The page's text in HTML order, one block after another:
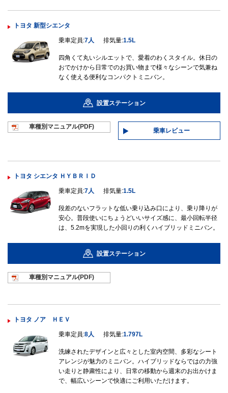
トヨタ 新型シエンタ
乗車定員:7人 排気量:1.5L
四角くて丸いシルエットで、愛着のわくスタイル。休日の
おでかけから日常でのお買い物まで様々なシーンで気兼ね
なく使える便利なコンパクトミニバン。
設置ステーション
車種別マニュアル(PDF)
乗車レビュー
トヨタ シエンタ ＨＹＢＲＩＤ
乗車定員:7人 排気量:1.5L
段差のないフラットな低い乗り込み口により、乗り降りが
安心。普段使いにちょうどいいサイズ感に、最小回転半径
は、5.2mを実現した小回りの利くハイブリッドミニバン。
設置ステーション
車種別マニュアル(PDF)
トヨタ ノア ＨＥＶ
乗車定員:8人 排気量:1.797L
洗練されたデザインと広々とした室内空間、多彩なシート
アレンジが魅力のミニバン。ハイブリッドならではの力強
い走りと静粛性により、日常の移動から週末のお出かけま
で、幅広いシーンで快適にご利用いただけます。